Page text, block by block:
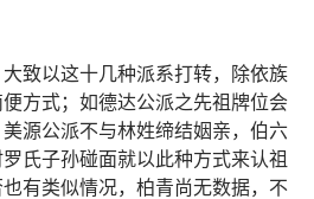
致以这十几种派系打转，除依族
方式；如德达公派之先祖牌位会
源公派不与林姓缔结姻亲，伯六
氏子孙碰面就以此种方式来认祖
有类似情况，柏青尚无数据，不